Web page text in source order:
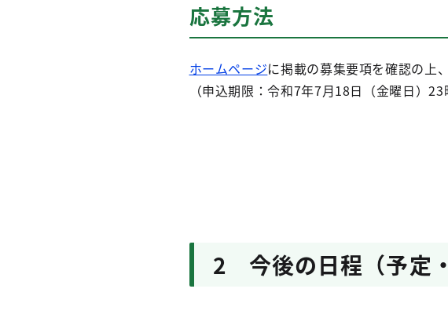
応募方法
ホームページに掲載の募集要項を確認の上
（申込期限：令和7年7月18日（金曜日）23
2 今後の日程（予定・